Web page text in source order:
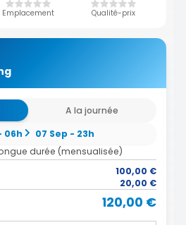
Emplacement Qualité-prix
A la journée
06h
07 Sep - 23h
durée (mensualisée)
100,00 €
20,00 €
120,00 €